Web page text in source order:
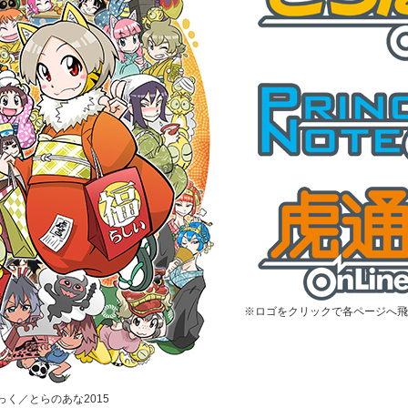
く／とらのあな2015
※ロゴをクリックで各ページへ